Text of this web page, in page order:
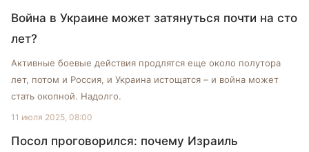
Война в Украине может затянуться почти на сто
лет?
Активные боевые действия продлятся еще около полутора
лет, потом и Россия, и Украина истощатся – и война может
стать окопной. Надолго.
11 июля 2025, 08:00
Посол проговорился: почему Израиль